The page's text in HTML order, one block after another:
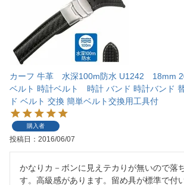
カーフ 牛革 水深100m防水 U1242 18mm
ベルト 時計ベルト 時計 バンド 時計バンド
ド ベルト 交換 簡単ベルト交換用工具付
購入者
投稿日 2016/06/07
かなりカ－ボンに見えテカりが無いので落
す。高級感があります。留め具が標準で付